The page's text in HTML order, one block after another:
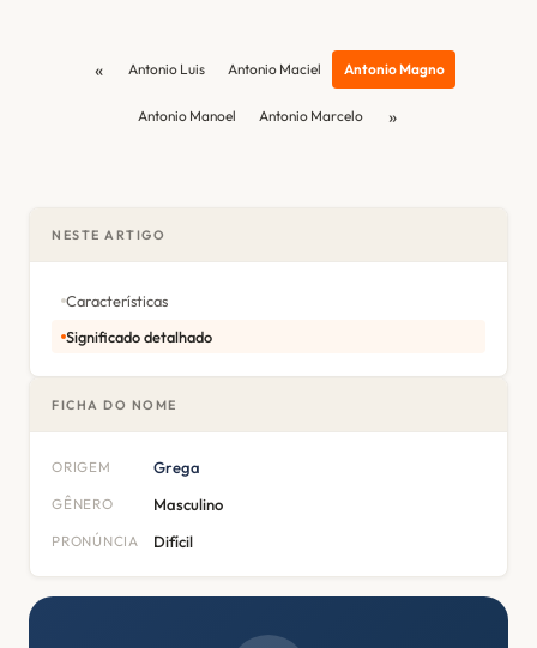
« Antonio Luis Antonio Maciel Antonio Magno
Antonio Manoel Antonio Marcelo »
NESTE ARTIGO
Características
Significado detalhado
FICHA DO NOME
ORIGEM Grega
GÊNERO Masculino
PRONÚNCIA Difícil